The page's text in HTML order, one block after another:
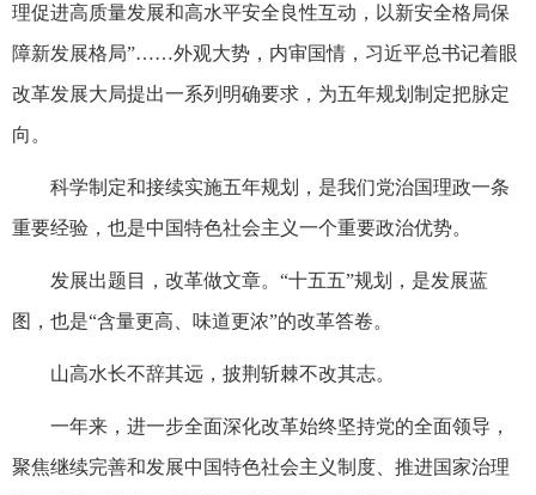
理促进高质量发展和高水平安全良性互动，以新安全格局保
障新发展格局”……外观大势，内审国情，习近平总书记着眼
改革发展大局提出一系列明确要求，为五年规划制定把脉定
向。
科学制定和接续实施五年规划，是我们党治国理政一条
重要经验，也是中国特色社会主义一个重要政治优势。
发展出题目，改革做文章。“十五五”规划，是发展蓝
图，也是“含量更高、味道更浓”的改革答卷。
山高水长不辞其远，披荆斩棘不改其志。
一年来，进一步全面深化改革始终坚持党的全面领导，
聚焦继续完善和发展中国特色社会主义制度、推进国家治理